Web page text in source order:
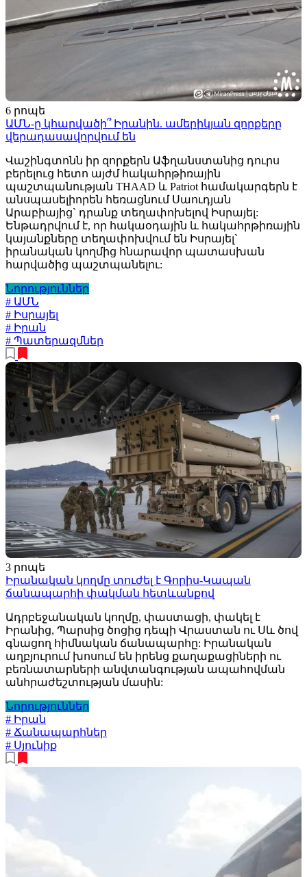
6 րոպե
ԱՄՆ-ը կհարվածի՞ Իրանին. ամերիկյան զորքերը
վերադասավորվում են
Վաշինգտոնն իր զորքերն Աֆղանստանից դուրս
բերելուց հետո այժմ հակահրթիռային
պաշտպանության THAAD և Patriot համակարգերն է
անսպասելիորեն հեռացնում Սաուդյան
Արաբիայից` դրանք տեղափոխելով Իսրայել:
Ենթադրվում է, որ հակաօդային և հակահրթիռային
կայանքները տեղափոխվում են Իսրայել`
իրանական կողմից հնարավոր պատասխան
հարվածից պաշտպանելու:
Նորություններ
# ԱՄՆ
# Իսրայել
# Իրան
# Պատերազմներ
3 րոպե
Իրանական կողմը տուժել է Գորիս-Կապան
ճանապարհի փակման հետևանքով
Ադրբեջանական կողմը, փաստացի, փակել է
Իրանից, Պարսից ծոցից դեպի Վրաստան ու Սև ծով
գնացող հիմնական ճանապարհը: Իրանական
աղբյուրում խոսում են իրենց քաղաքացիների ու
բեռնատարների անվտանգության ապահովման
անհրաժեշտության մասին:
Նորություններ
# Իրան
# Ճանապարհներ
# Սյունիք